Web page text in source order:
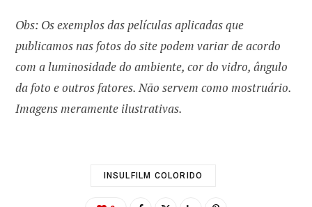
Obs: Os exemplos das películas aplicadas que
publicamos nas fotos do site podem variar de acordo
com a luminosidade do ambiente, cor do vidro, ângulo
da foto e outros fatores. Não servem como mostruário.
Imagens meramente ilustrativas.
INSULFILM COLORIDO